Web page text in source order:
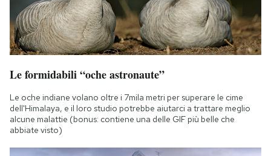
Le formidabili “oche astronaute”
Le oche indiane volano oltre i 7mila metri per superare le cime
dell'Himalaya, e il loro studio potrebbe aiutarci a trattare meglio
alcune malattie (bonus: contiene una delle GIF più belle che
abbiate visto)